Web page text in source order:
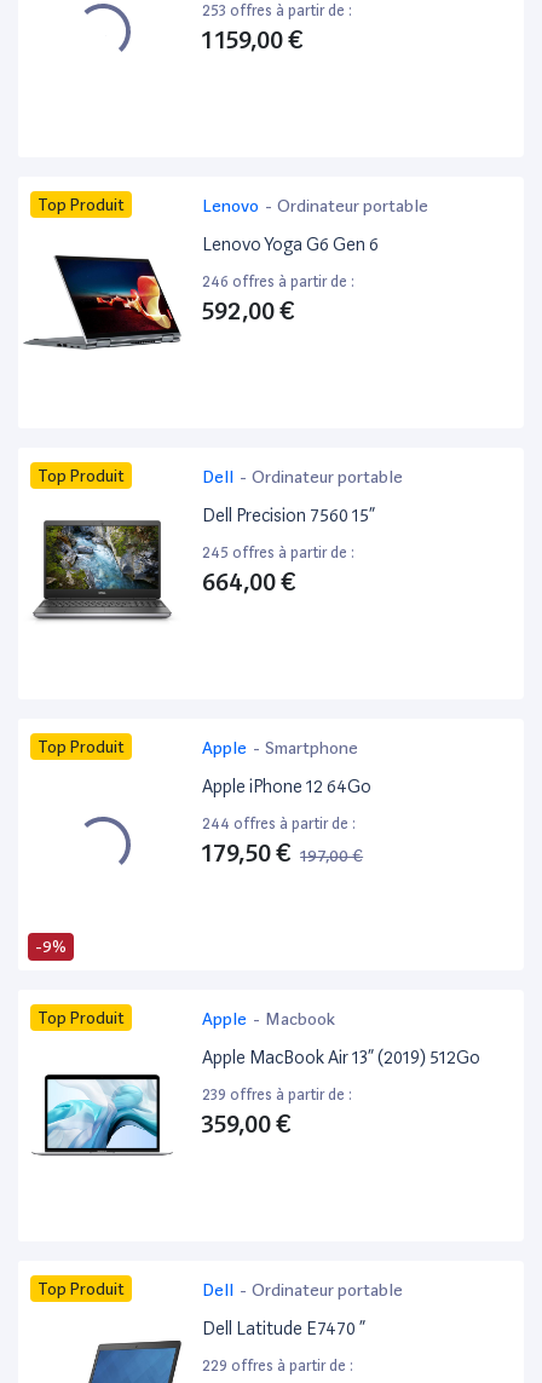
253 offres à partir de :
1 159,00 €
Top Produit Lenovo - Ordinateur portable
Lenovo Yoga G6 Gen 6
246 offres à partir de :
592,00 €
Top Produit Dell - Ordinateur portable
Dell Precision 7560 15”
245 offres à partir de :
664,00 €
-9%
Top Produit Apple - Smartphone
Apple iPhone 12 64Go
244 offres à partir de :
179,50 € 197,00 €
Top Produit Apple - Macbook
Apple MacBook Air 13” (2019) 512Go
239 offres à partir de :
359,00 €
Top Produit Dell - Ordinateur portable
Dell Latitude E7470 ”
229 offres à partir de :